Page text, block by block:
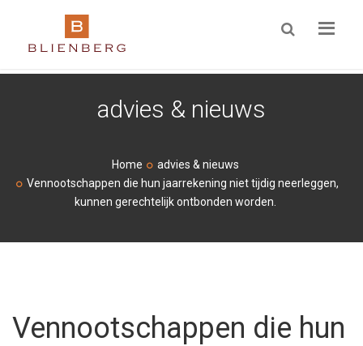
ZOEKEN
advies & nieuws
Home
advies & nieuws
Vennootschappen die hun jaarrekening niet tijdig neerleggen,
kunnen gerechtelijk ontbonden worden.
Vennootschappen die hun